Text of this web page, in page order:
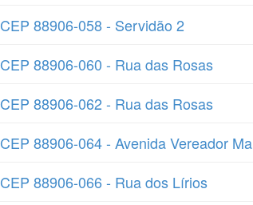
CEP 88906-058 - Servidão 2
CEP 88906-060 - Rua das Rosas
CEP 88906-062 - Rua das Rosas
CEP 88906-064 - Avenida Vereador
CEP 88906-066 - Rua dos Lírios